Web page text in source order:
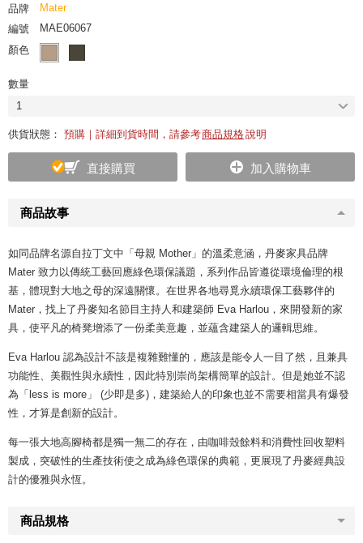
商品故事
如同品牌名源自拉丁文中「母親 Mother」的溫柔意涵，丹麥家具品牌
Mater 致力以傳統工藝回應綠色環保議題，系列作品皆遵從環境倫理的根
基，體現對大地之母的深遠關懷。在世界各地尋覓永續環保工藝夥伴的
Mater，找上了丹麥知名節目主持人和建築師 Eva Harlou，來開發新的家
具，使平凡的椅凳增添了一份柔美意趣，並蘊含建築人的邏輯思維。
Eva Harlou 認為設計不該是複雜難懂的，應該是能令人一目了然，且兼具
功能性、美觀性與永續性，因此特別崇尚架構簡單的設計。但是她並不認
為「less is more」 (少即是多)，建築給人的印象也並不需要相當具有爆發
性，才算是創新的設計。
每一張大地高腳椅都是獨一無二的存在，由咖啡殼餘料和消費性回收塑料
製成，突破性的生產技術使之成為綠色環保的典範，更展現了丹麥經典設
計的優雅與永恆。
商品規格
品牌
Mater
編號
MAE06067
顏色
數量
1
供貨狀態： 預購｜詳細到貨時間，請參考商品規格說明
直接購買 加入購物車